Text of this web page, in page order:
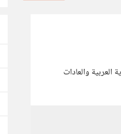
والعادات